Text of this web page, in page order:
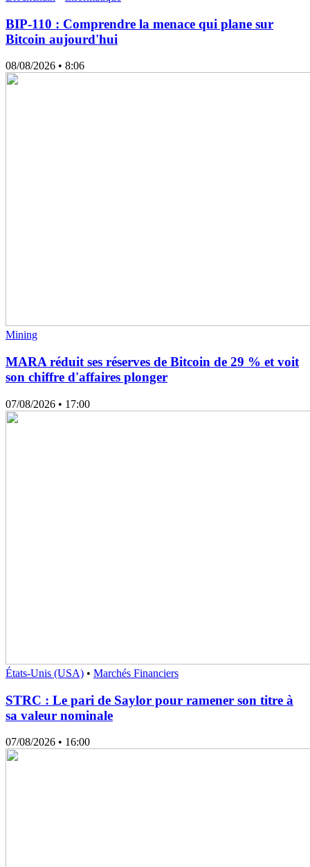
BIP-110 : Comprendre la menace qui plane sur
Bitcoin aujourd'hui
08/08/2026 • 8:06
Mining
MARA réduit ses réserves de Bitcoin de 29 % et voit
son chiffre d'affaires plonger
07/08/2026 • 17:00
États-Unis (USA) • Marchés Financiers
STRC : Le pari de Saylor pour ramener son titre à
sa valeur nominale
07/08/2026 • 16:00